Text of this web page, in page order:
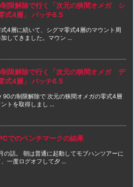
限解除で行く「次元の狭間オメガ シ
式4層」 パッチ6.5
4層に続いて、シグマ零式4層のマウント周
してきました。マウン ...
限解除で行く「次元の狭間オメガ デ
式4層」 パッチ6.5
90の制限解除で 次元の狭間オメガの零式4層
トを取得しまし ...
でのベンチマークの結果
の話。 朝は普通に起動してモブハンツアーに
一度ログオフして夕 ...